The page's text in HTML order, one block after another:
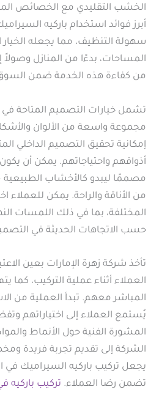
الخشب التقليدي مع الخصائص
أبرز فوائد استخدام باركيه
سهولة التنظيف، مما يجعله
المساحات، بدءًا من المنازل وصولاً
من كفاءة هذه الخدمة ضمن
تشمل خيارات التصميم المتاحة في
مجموعة واسعة من الألوان
إمكانية تحقيق التصميم الداخلي
أذواقهم واحتياجاتهم. يمكن أن
مصممًا ليبدو كالأخشاب
من الأناقة والراحة. يمكن للعملاء
المختلفة، بما في ذلك اللمسات
حسب الاتجاهات الحديثة في
تأخذ شركة زهرة الإمارات بعين
العملاء أثناء عملية التركيب، كما
المباشر معهم. تبدأ العملية من
يُستمع العملاء إلى اختياراتهم
المشورة الفنية حول الأنماط
الشركة إلى تقديم تجربة فريدة
يجعل تركيب باركيه السيراميك في
تضمن رضا العملاء. تركيب باركيه